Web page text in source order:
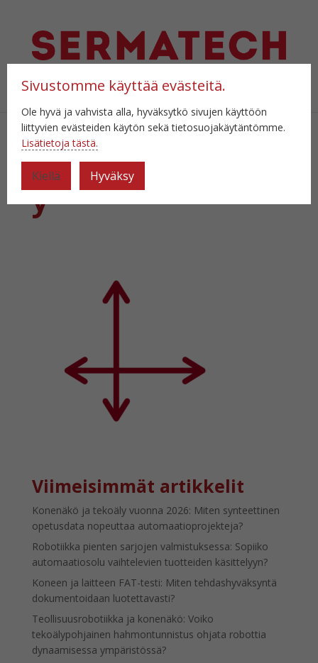
Valitse sivu
2_tuotemaarittel
y
Viimeisimmät artikkelit
Konenäkö ja tekoäly vuonna 2026: Miten synteettinen
opetusdata nopeuttaa automaatioprojekteja?
Robotiikka pienten sarjojen valmistuksessa: Sopiiko
automaatiosolu vaihtelevien tuotteiden käsittelyyn?
Koneen ja laitteen FAT-testi: Miten tehdashyväksyntä
dokumentoidaan luotettavasti?
Teollisuusrobotiikka ja konenäkö: Voiko
tekoälypohjainen hahmontunnistus ohjata robottia
dynaamisessa ympäristössä?
Sivustomme käyttää evästeitä.
Ole hyvä ja vahvista alla, hyväksytkö sivujen käyttöön
liittyvien evästeiden käytön sekä tietosuojakäytäntömme.
Lisätietoja tästä.
Kiellä Hyväksy